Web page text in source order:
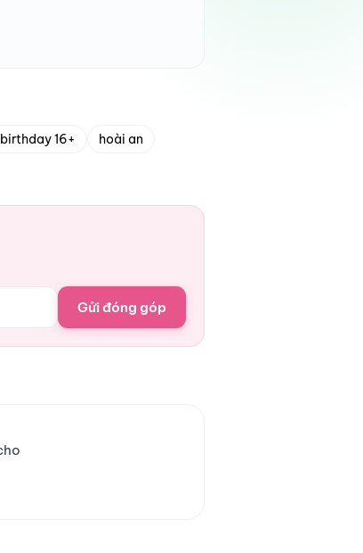
16+
hoài an
Gửi đóng góp